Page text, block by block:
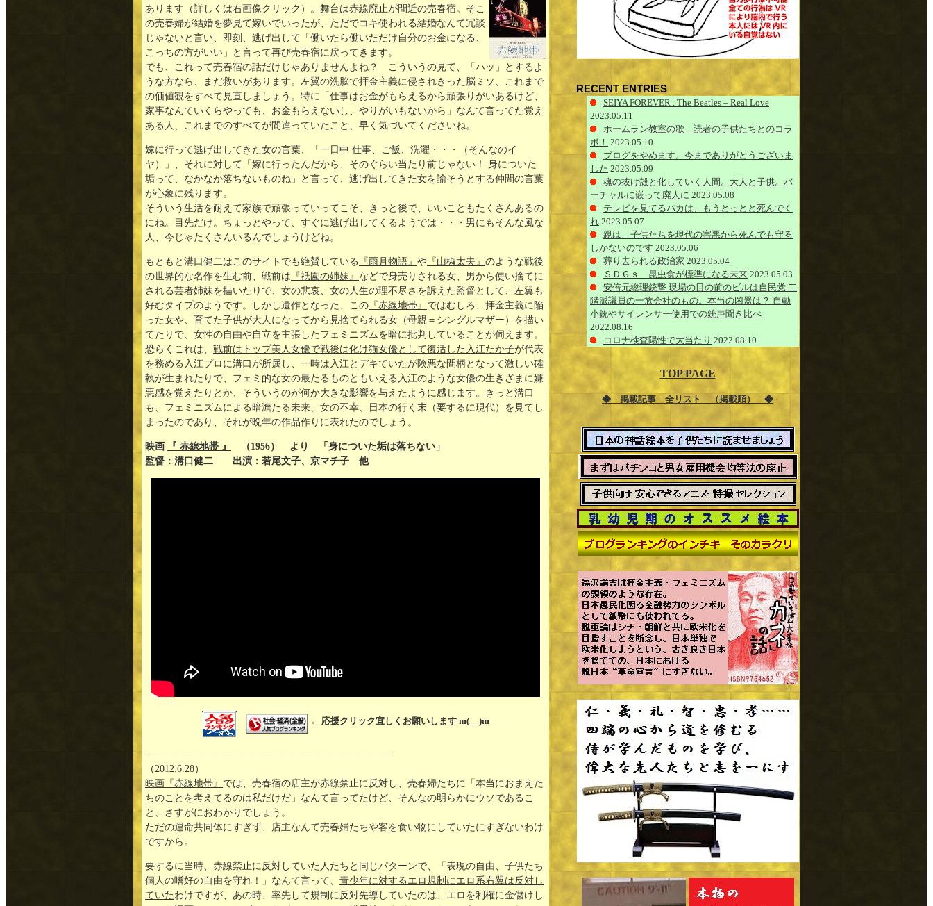
あります（詳しくは右画像クリック）。舞台は赤線廃止が間近の売春宿。そこ
の売春婦が結婚を夢見て嫁いでいったが、ただでコキ使われる結婚なんて冗談
じゃないと言い、即刻、逃げ出して「働いたら働いただけ自分のお金になる、
こっちの方がいい」と言って再び売春宿に戻ってきます。
でも、これって売春宿の話だけじゃありませんよね？ こういうの見て、「ハッ」とするよ
うな方なら、まだ救いがあります。左翼の洗脳で拝金主義に侵されきった脳ミソ、これまで
の価値観をすべて見直しましょう。特に「仕事はお金がもらえるから頑張りがいあるけど、
家事なんていくらやっても、お金もらえないし、やりがいもないから」なんて言ってた覚え
ある人、これまでのすべてが間違っていたこと、早く気づいてくださいね。
嫁に行って逃げ出してきた女の言葉、「一日中 仕事、ご飯、洗濯・・・（そんなのイ
ヤ）」、それに対して「嫁に行ったんだから、そのぐらい当たり前じゃない！ 身についた
垢って、なかなか落ちないものね」と言って、逃げ出してきた女を諭そうとする仲間の言葉
が心象に残ります。
そういう生活を耐えて家族で頑張っていってこそ、きっと後で、いいこともたくさんあるの
にね。目先だけ。ちょっとやって、すぐに逃げ出してくるようでは・・・男にもそんな風な
人、今じゃたくさんいるんでしょうけどね。
もともと溝口健二はこのサイトでも絶賛している 『雨月物語』 や 『山椒太夫』 のような戦後
の世界的な名作を生む前、戦前は 『祇園の姉妹』 などで身売りされる女、男から使い捨てに
される芸者姉妹を描いたりで、女の悲哀、女の人生の理不尽さを訴えた監督として、左翼も
好むタイプのようです。しかし遺作となった、この 『赤線地帯』 ではむしろ、拝金主義に陥
った女や、育てた子供が大人になってから見捨てられる女（母親＝シングルマザー）を描い
てたりで、女性の自由や自立を主張したフェミニズムを暗に批判していることが伺えます。
恐らくこれは、 戦前はトップ美人女優で戦後は化け猫女優として復活した入江たか子が代表
を務める入江プロに溝口が所属し、一時は入江とデキていたが険悪な間柄となって激しい確
執が生まれたりで、フェミ的な女の最たるものともいえる入江のような女優の生きざまに嫌
悪感を覚えたりとか、そういうのが何か大きな影響を与えたように感じます。きっと溝口
も、フェミニズムによる暗澹たる未来、女の不幸、日本の行く末（要するに現代）を見てし
まったのであり、それが晩年の作品作りに表れたのでしょう。
映画 『 赤線地帯 』
（1956） より 「身についた垢は落ちない」
監督：溝口健二 出演：若尾文子、京マチ子 他
← 応援クリック宜しくお願いします m(__)m
—————————————————————————–
（2012.6.28）
映画『赤線地帯』 では、売春宿の店主が赤線禁止に反対し、売春婦たちに「本当におまえた
ちのことを考えてるのは私だけだ」なんて言ってたけど、そんなの明らかにウソであるこ
と、さすがにおわかりでしょう。
ただの運命共同体にすぎず、店主なんて売春婦たちや客を食い物にしていたにすぎないわけ
ですから。
要するに当時、赤線禁止に反対していた人たちと同じパターンで、「表現の自由、子供たち
個人の嗜好の自由を守れ！」なんて言って、 青少年に対するエロ規制にエロ系右翼は反対し
ていたわけですが、あの時、率先して規制に反対先導していたのは、エロを利権に金儲けし
RECENT ENTRIES
SEIYA FOREVER . The Beatles – Real Love
2023.05.11
ホームラン教室の歌 読者の子供たちとのコラ
ボ！ 2023.05.10
ブログをやめます。今までありがとうございま
した 2023.05.09
魂の抜け殻と化していく人間。大人と子供。バ
ーチャルに嵌って廃人に 2023.05.08
テレビを見てるバカは、もうとっとと死んでく
れ 2023.05.07
親は、子供たちを現代の害悪から死んでも守る
しかないのです 2023.05.06
葬り去られる政治家 2023.05.04
ＳＤＧｓ 昆虫食が標準になる未来 2023.05.03
安倍元総理銃撃 現場の目の前のビルは自民党 二
階派議員の一族会社のもの。本当の凶器は？ 自動
小銃やサイレンサー使用での銃声聞き比べ
2022.08.16
コロナ検査陽性で大当たり 2022.08.10
TOP PAGE
◆ 掲載記事 全リスト （掲載順） ◆